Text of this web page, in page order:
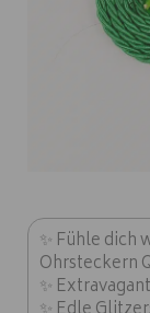
✨ Fühle dich
Ohrsteckern
✨